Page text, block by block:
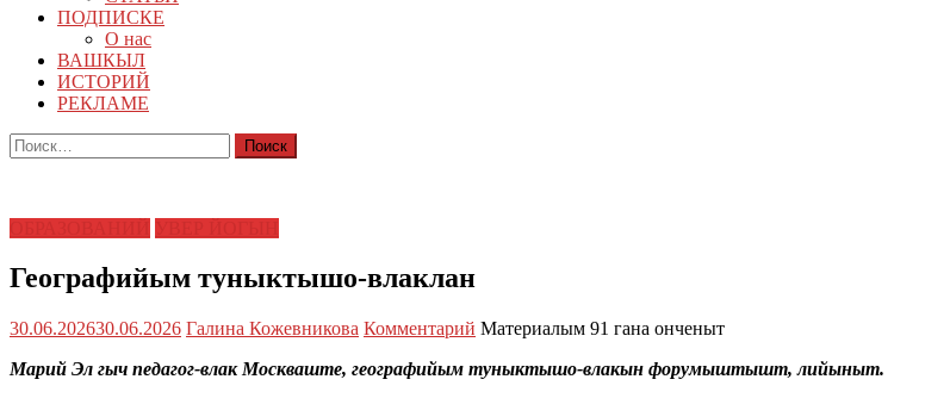
ПОДПИСКЕ
О нас
ВАШКЫЛ
ИСТОРИЙ
РЕКЛАМЕ
Найти:
Географийым туныктышо-влаклан
30.06.202630.06.2026 Галина Кожевникова Комментарий Материалым 91 гана онченыт
Марий Эл гыч педагог-влак Москваште, географийым туныктышо-влакын форумыштышт, лийыныт.